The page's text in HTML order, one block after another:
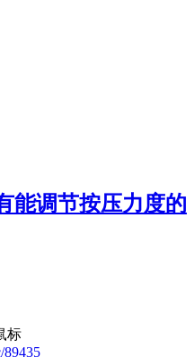
能调节按压力度的
标
89435